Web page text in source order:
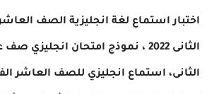
اختبار استماع لغة انجليزية الصف
الثانى 2022 ، نموذج امتحان
الثانى، استماع انجليزي للصف العاشر